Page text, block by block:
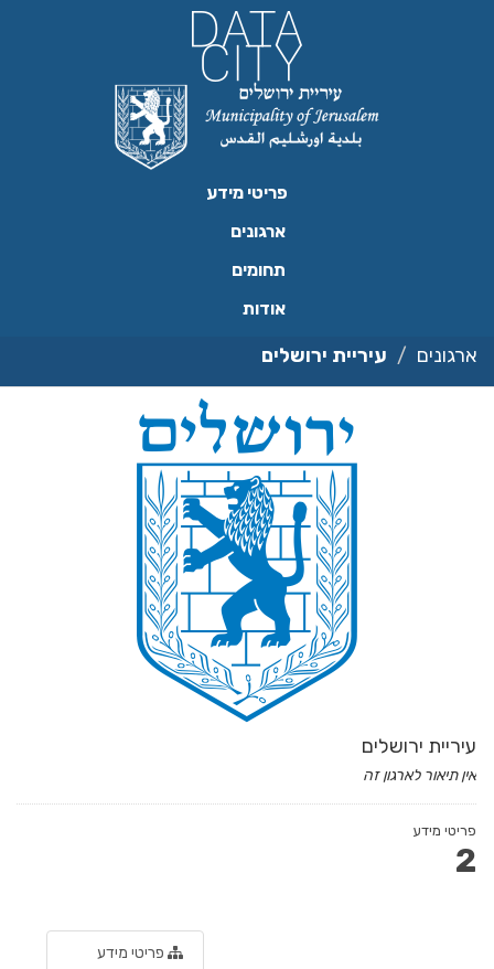
פריטי מידע
ארגונים
תחומים
אודות
ארגונים עיריית ירושלים
עיריית ירושלים
אין תיאור לארגון זה
פריטי מידע
2
פריטי מידע